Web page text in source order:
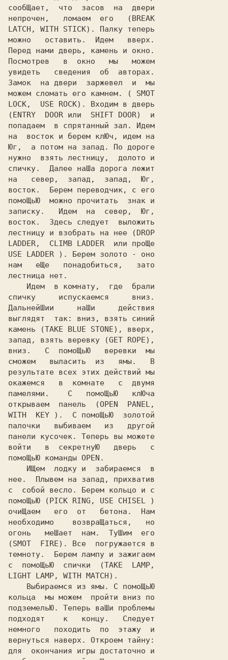
сообЩает,  что  засов  на  двери
непрочен,   ломаем  его   (BREAK
LATCH, WITH STICK). Палку теперь
можно   оставить.  Идем   вверх.
Перед нами дверь, камень и окно.
Посмотрев   в  окно   мы   можем
увидеть   сведения  об  авторах.
Замок  на двери  заржевел  и  мы
можем сломать его камнем. ( SMOT
LOCK,  USE ROCK). Входим в дверь
(ENTRY  DOOR или  SHIFT DOOR)  и
попадаем  в спрятанный зал. Идем
на  восток и берем клЮч, идем на
Юг,  а потом на запад. По дороге
нужно  взять лестницу,  долото и
спичку.  Далее наШа дорога лежит
на   север,  запад,  запад,  Юг,
восток.  Берем переводчик, с его
помоЩьЮ  можно прочитать  знак и
записку.   Идем  на  север,  Юг,
восток.  Здесь следует  выложить
лестницу и взобрать на нее (DROP
LADDER,  CLIMB LADDER  или проЩе
USE LADDER ). Берем золото - оно
нам   еЩе   понадобиться,   зато
лестница нет.
спичку     испускаемся     вниз.
ДальнейШии     наШи     действия
выглядят  так: вниз, взять синий
камень (TAKE BLUE STONE), вверх,
запад, взять веревку (GET ROPE),
вниз.   С  помоЩьЮ   веревки  мы
сможем   выласить  из   ямы.   В
результате всех этих действий мы
окажемся   в  комнате   с  двумя
памелями.    С   помоЩьЮ   клЮча
открываем  панель  (OPEN  PANEL,
WITH  KEY ).  С помоЩьЮ  золотой
палочки   выбиваем   из   другой
панели кусочек. Теперь вы можете
войти   в  секретнуЮ   дверь   с
помоЩьЮ команды OPEN.
нее.  Плывем на запад, прихватив
с  собой весло. Берем кольцо и с
помоЩьЮ (PICK RING, USE CHISEL )
очиЩаем   его  от   бетона.  Нам
необходимо    возвраЩаться,   но
огонь   меШает  нам.  ТуШим  его
(SMOT  FIRE). Все  погружается в
темноту.  Берем лампу и зажигаем
с  помоЩьЮ  спички  (TAKE  LAMP,
LIGHT LAMP, WITH MATCH).
кольца  мы можем  пройти вниз по
подземельЮ. Теперь ваШи проблемы
подходят    к   концу.   Следует
немного   походить  по  этажу  и
вернуться наверх. Откроем тайну:
для  окончания игры достаточно и